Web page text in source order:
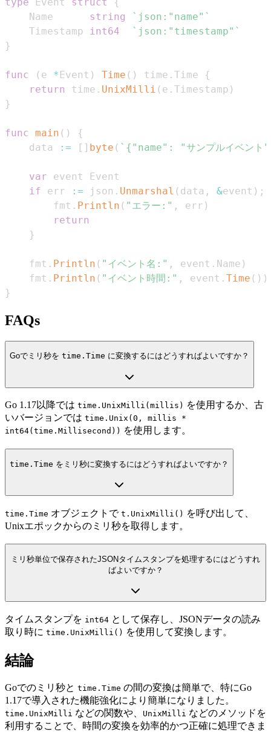
    Name
string
`json:"name"`
    Timestamp
int64
`json:"timestamp"`
}
func ( e * Event ) Time ( ) time . Time
{
return
time . UnixMilli ( e . Timestamp )
}
func main ( )
{
    data
:= [ ] byte ( `{"name": "サンプルイベン
var
if err := json . Unmarshal ( data , &event ) ;
        fmt
. Println ( "エラー:" , err )
return
}
    fmt
. Println ( "イベント名:" , event . Name )
    fmt
. Println ( "イベント時間:" , event . Time ( ) )
}
FAQs
Goでミリ秒を time.Time に変換するにはどうすればよいですか？
Go 1.17以降では time.UnixMilli(millis) を使用するか、古
いバージョンでは time.Unix(0, millis *
int64(time.Millisecond)) を使用します。
time.Time をミリ秒に変換するにはどうすればよいですか？
time.Time オブジェクトで t.UnixMilli() を呼び出して、
Unixエポックからのミリ秒を取得します。
ミリ秒単位で保存されたJSONタイムスタンプを処理するにはどうすれ
ばよいですか？
タイムスタンプを int64 として保存し、JSONデータの読み
取り時に time.UnixMilli() を使用して変換します。
結論
Goでのミリ秒と time.Time の間の変換は簡単で、特にGo
1.17で導入された機能強化により簡単になりました。
time.UnixMilli などの関数や、 UnixMilli などのメソッドを
利用することで、時間の変換を効率的かつ正確に処理できま